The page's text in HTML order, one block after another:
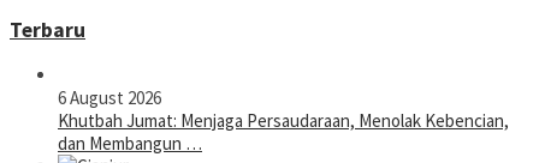
Terbaru
6 August 2026
Khutbah Jumat: Menjaga Persaudaraan, Menolak Kebencian,
dan Membangun …